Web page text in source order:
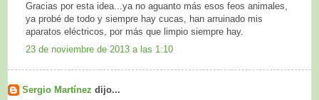
Gracias por esta idea...ya no aguanto más esos feos animales,
ya probé de todo y siempre hay cucas, han arruinado mis
aparatos eléctricos, por más que limpio siempre hay.
23 de noviembre de 2013 a las 1:10
Sergio Martínez dijo...